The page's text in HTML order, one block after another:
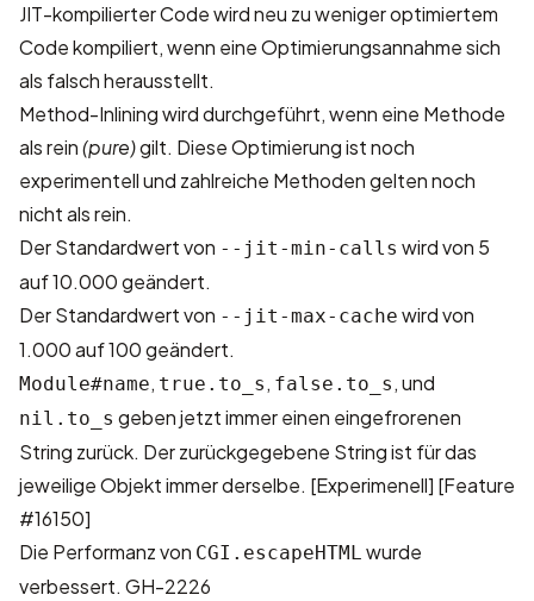
JIT-kompilierter Code wird neu zu weniger optimiertem
Code kompiliert, wenn eine Optimierungsannahme sich
als falsch herausstellt.
Method-Inlining wird durchgeführt, wenn eine Methode
als rein(pure)gilt. Diese Optimierung ist noch
experimentell und zahlreiche Methoden gelten noch
nicht als rein.
Der Standardwert von --jit-min-calls wird von 5
auf 10.000 geändert.
Der Standardwert von --jit-max-cache wird von
1.000 auf 100 geändert.
Module#name, true.to_s, false.to_s, und
nil.to_s geben jetzt immer einen eingefrorenen
String zurück. Der zurückgegebene String ist für das
jeweilige Objekt immer derselbe. [Experimenell] [Feature
#16150]
Die Performanz von CGI.escapeHTML wurde
verbessert. GH-2226